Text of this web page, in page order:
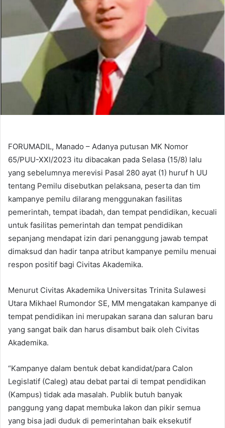
FORUMADIL, Manado – Adanya putusan MK Nomor
65/PUU-XXI/2023 itu dibacakan pada Selasa (15/8) lalu
yang sebelumnya merevisi Pasal 280 ayat (1) huruf h UU
tentang Pemilu disebutkan pelaksana, peserta dan tim
kampanye pemilu dilarang menggunakan fasilitas
pemerintah, tempat ibadah, dan tempat pendidikan, kecuali
untuk fasilitas pemerintah dan tempat pendidikan
sepanjang mendapat izin dari penanggung jawab tempat
dimaksud dan hadir tanpa atribut kampanye pemilu menuai
respon positif bagi Civitas Akademika.
Menurut Civitas Akademika Universitas Trinita Sulawesi
Utara Mikhael Rumondor SE, MM mengatakan kampanye di
tempat pendidikan ini merupakan sarana dan saluran baru
yang sangat baik dan harus disambut baik oleh Civitas
Akademika.
“Kampanye dalam bentuk debat kandidat/para Calon
Legislatif (Caleg) atau debat partai di tempat pendidikan
(Kampus) tidak ada masalah. Publik butuh banyak
panggung yang dapat membuka lakon dan pikir semua
yang bisa jadi duduk di pemerintahan baik eksekutif